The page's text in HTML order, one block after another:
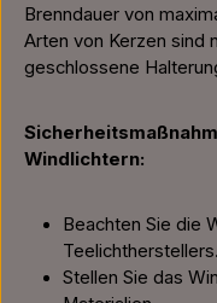
Brenndauer von
Arten von Kerzen sind
geschlossene
Windlichtern:
Beachten Sie die
Teelichtherstellers.
Stellen Sie das